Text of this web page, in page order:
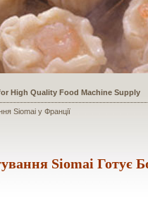
Assists a Shoe Seller to Start
Siomai у Франції
Siomai Готує